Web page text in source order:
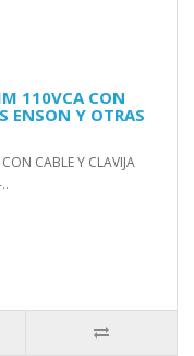
110VCA CON
ENSON Y OTRAS
CABLE Y CLAVIJA